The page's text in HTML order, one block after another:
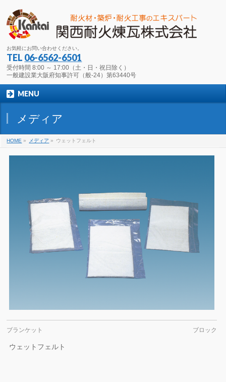
お気軽にお問い合わせください。
TEL 06-6562-6501
受付時間 8:00 ～ 17:00（土・日・祝日除く）
一般建設業大阪府知事許可（般-24）第63440号
MENU
メディア
HOME » メディア » ウェットフェルト
ブランケット ブロック
ウェットフェルト